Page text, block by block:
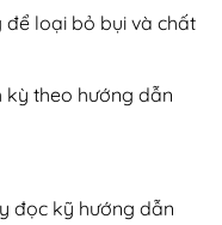
để loại bỏ bụi và chất
theo hướng dẫn
đọc kỹ hướng dẫn